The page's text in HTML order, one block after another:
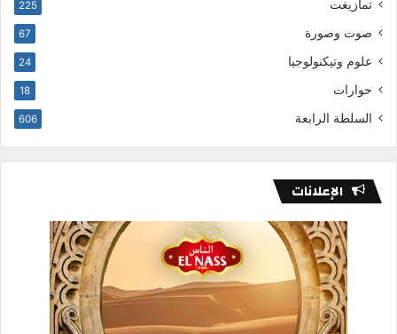
تمازيغت 225
صوت وصورة 67
علوم وتيكنولوجيا 24
حوارات 18
السلطة الرابعة 606
الإعلانات